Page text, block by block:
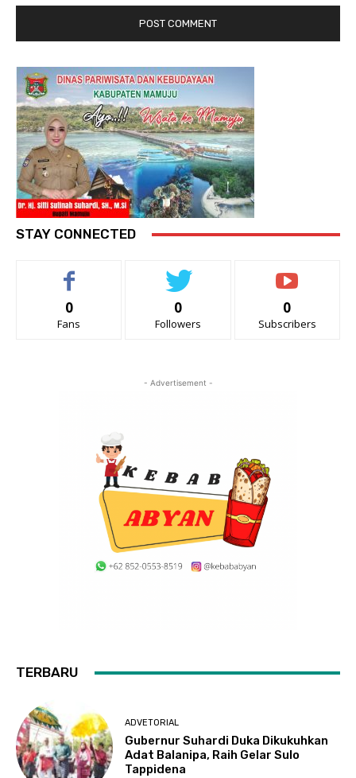
STAY CONNECTED
0
Fans
0
Followers
0
Subscribers
- Advertisement -
TERBARU
ADVETORIAL
Gubernur Suhardi Duka Dikukuhkan
Adat Balanipa, Raih Gelar Sulo
Tappidena